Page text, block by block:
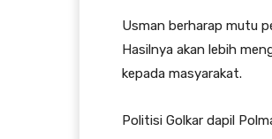
Usman berharap mutu
Hasilnya akan lebih
kepada masyarakat.
Politisi Golkar dapil